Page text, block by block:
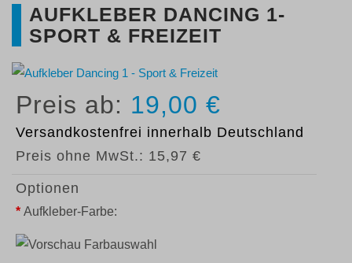
AUFKLEBER DANCING 1-
SPORT & FREIZEIT
19,00 €
Versandkostenfrei innerhalb Deutschland
Preis ohne MwSt.: 15,97 €
Optionen
* Aufkleber-Farbe: